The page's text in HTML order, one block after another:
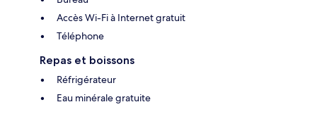
Accès Wi-Fi à Internet gratuit
Téléphone
Repas et boissons
Réfrigérateur
Eau minérale gratuite